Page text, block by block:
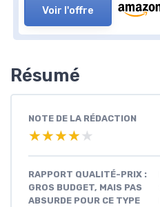
Voir l'offre
Résumé
NOTE DE LA RÉDACTION
★★★★★
★★★★★
RAPPORT QUALITÉ-PRIX :
GROS BUDGET, MAIS PAS
ABSURDE POUR CE TYPE